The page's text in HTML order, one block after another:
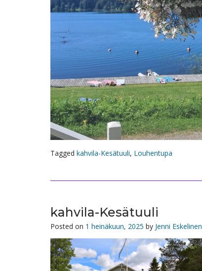
Tagged kahvila-Kesätuuli, Louhentupa
kahvila-Kesätuuli
Posted on 1 heinäkuun, 2025 by Jenni Eskelinen